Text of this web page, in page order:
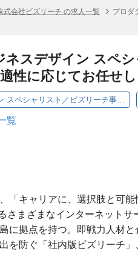
式会社ビズリーチ の求人一覧
プロダ
ネスデザイン スペ
性に応じてお任せし
プロダクト企画 ビジネスデザイン スペシャリスト／ビズリーチ事業部 事業企画部 事業企画グループ（※適性に応じてお任せします）
覧
「キャリアに、選択肢と可
さまざまなインターネットサ
に拠点を持つ。即戦力人材
を防ぐ「社内版ビズリーチ」